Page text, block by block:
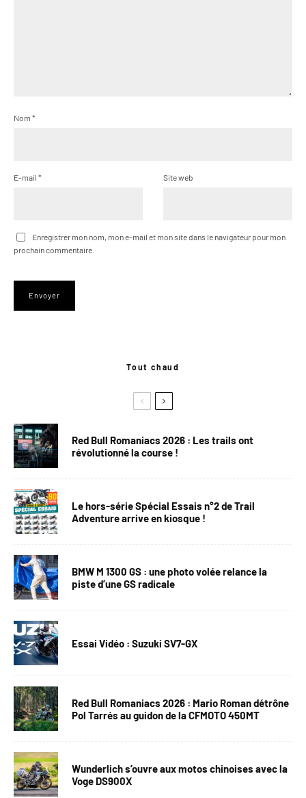
Nom *
E-mail * Site web
Enregistrer mon nom, mon e-mail et mon site dans le navigateur pour mon
prochain commentaire.
Tout chaud
Red Bull Romaniacs 2026 : Les trails ont
révolutionné la course !
Le hors-série Spécial Essais n°2 de Trail
Adventure arrive en kiosque !
BMW M 1300 GS : une photo volée relance la
piste d’une GS radicale
Essai Vidéo : Suzuki SV7-GX
Red Bull Romaniacs 2026 : Mario Roman détrône
Pol Tarrés au guidon de la CFMOTO 450MT
Wunderlich s’ouvre aux motos chinoises avec la
Voge DS900X